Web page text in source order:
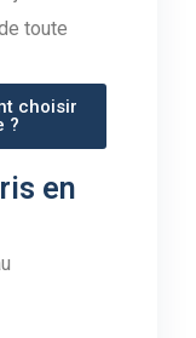
toute
choisir
?
en